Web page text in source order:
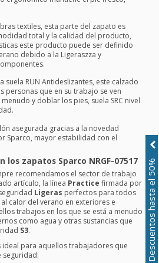
textiles, esta parte del zapato es
total y la calidad del producto,
este producto puede ser definido
debido a la Ligeraszza y
suela RUN Antideslizantes, este calzado
personas que en su trabajo se ven
y doblar los pies, suela SRC nivel
asegurada gracias a la novedad
Sparco, mayor estabilidad con el
los zapatos Sparco NRGF-07517
recomendamos el sector de trabajo
artículo, la línea Practice firmada por
Ligeras perfectos para todos
calor del verano en exteriores e
trabajos en los que se está a menudo
como agua y otras sustancias que
S3.
ideal para aquellos trabajadores que
seguridad:
Descuentos hasta el 50%